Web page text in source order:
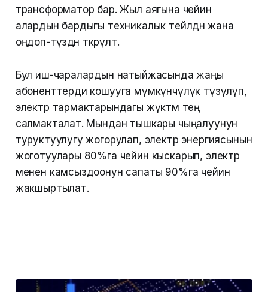
трансформатор бар. Жыл аягына чейин
алардын бардыгы техникалык тейлөөдөн жана
оңдоп-түзөөдөн өткөрүлөт.
Бул иш-чаралардын натыйжасында жаңы
абоненттерди кошууга мүмкүнчүлүк түзүлүп,
электр тармактарындагы жүктөм тең
салмакталат. Мындан тышкары чыңалуунун
туруктуулугу жогорулап, электр энергиясынын
жоготуулары 80%га чейин кыскарып, электр
менен камсыздоонун сапаты 90%га чейин
жакшыртылат.